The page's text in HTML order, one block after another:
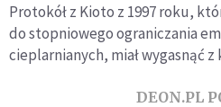
Protokół z Kioto z 1997 roku,
do stopniowego ograniczania
cieplarnianych, miał wygasnąć z
DEON.PL